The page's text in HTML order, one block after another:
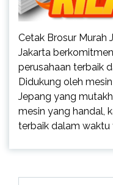
Cetak Brosur Murah
Jakarta
perusahaan terbaik
Didukung oleh
Jepang yang
mesin yang handal,
terbaik dalam waktu